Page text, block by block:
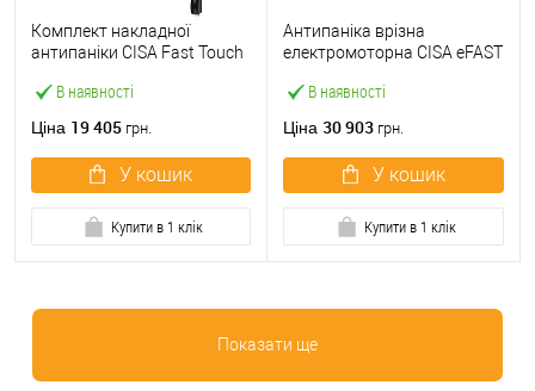
В наявності
Комплект накладної
антипаніки CISA Fast Touch
точковий вверх-вниз
Ціна 19 405 грн.
У кошик
Купити в 1 клік
В наявності
Антипаніка врізна
електромоторна CISA eFAST
Ціна 30 903 грн.
У кошик
Купити в 1 клік
Показати ще